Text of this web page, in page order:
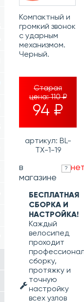
Компактный и
громкий звонок
с ударным
механизмом.
Черный.
Старая
цена:110 ₽
94 ₽
артикул: BL-
TX-1-19
в
магазине
?
БЕСПЛАТНАЯ
СБОРКА И
НАСТРОЙКА!
Каждый
велосипед
проходит
сборку,
протяжку и
точную
настройку
всех узлов